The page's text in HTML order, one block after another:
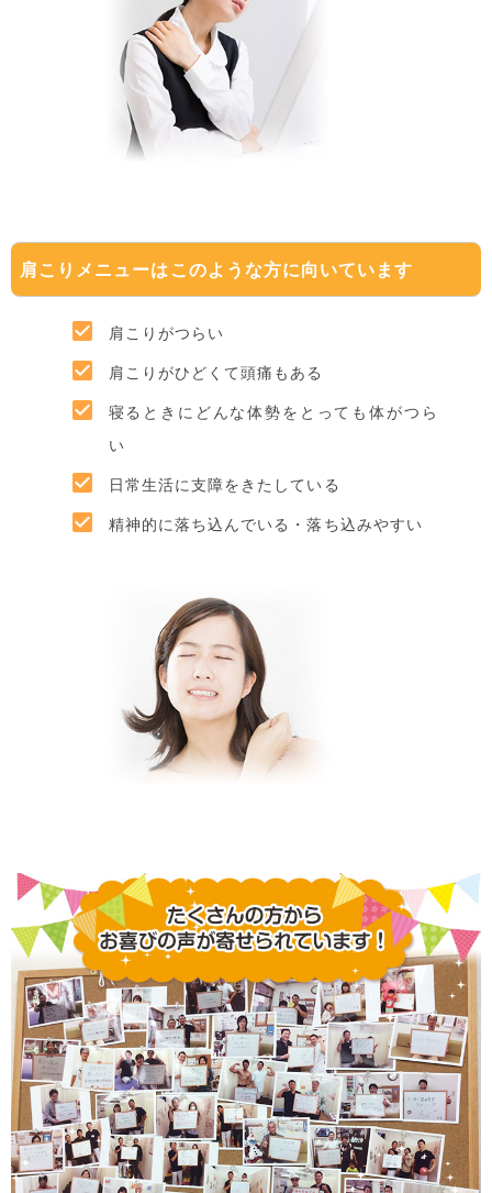
肩こりメニューはこのような方に向いています
肩こりがつらい
肩こりがひどくて頭痛もある
寝るときにどんな体勢をとっても体がつら
い
日常生活に支障をきたしている
精神的に落ち込んでいる・落ち込みやすい